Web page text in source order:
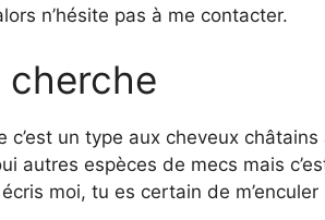
n’hésite pas à me contacter.
cherche
c’est un type aux cheveux
autres espèces de mecs mais
moi, tu es certain de